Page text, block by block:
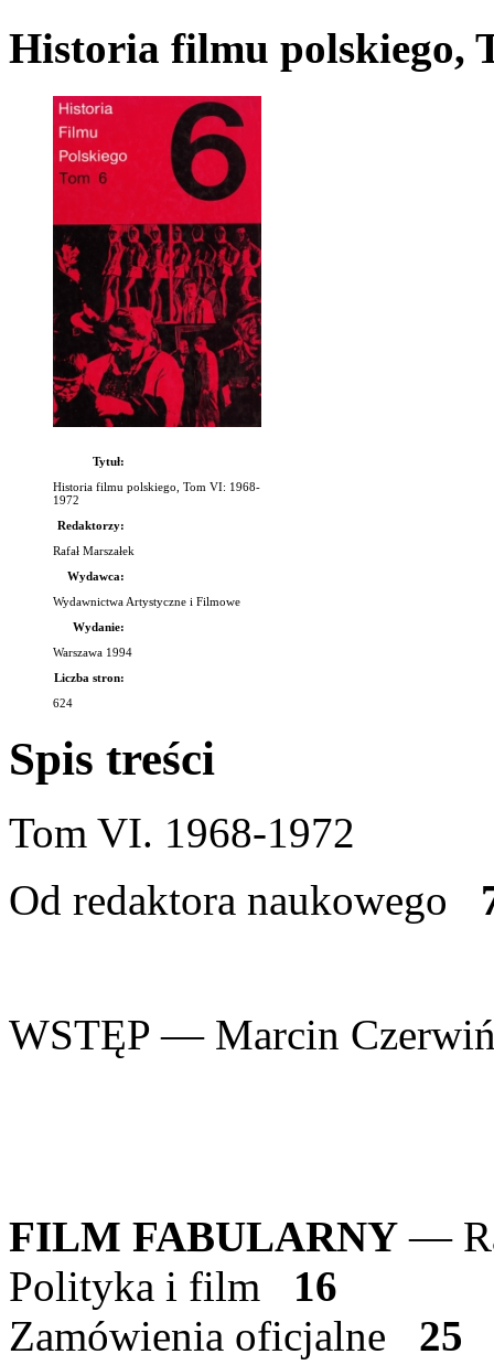
Historia filmu polskiego,
Tytuł:
Historia filmu polskiego, Tom VI: 1968-
1972
Redaktorzy:
Rafał Marszałek
Wydawca:
Wydawnictwa Artystyczne i Filmowe
Wydanie:
Warszawa 1994
Liczba stron:
624
Spis treści
Tom VI. 1968-1972
Od redaktora naukowego
WSTĘP — Marcin
FILM FABULARNY —
Polityka i film 16
Zamówienia oficjalne 25